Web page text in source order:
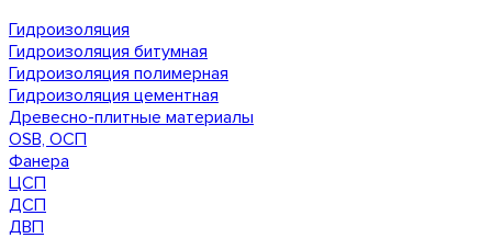
Гидроизоляция
Гидроизоляция битумная
Гидроизоляция полимерная
Гидроизоляция цементная
Древесно-плитные материалы
OSB, ОСП
Фанера
ЦСП
ДСП
ДВП